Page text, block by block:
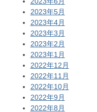
2023年5月
2023年4月
2023年3月
2023年2月
2023年1月
2022年12月
2022年11月
2022年10月
2022年9月
2022年8月